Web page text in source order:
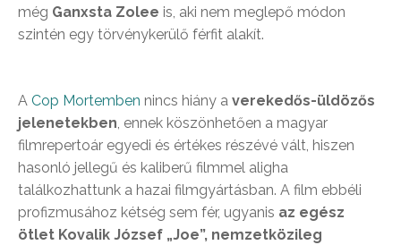
még Ganxsta Zolee is, aki nem meglepő módon
szintén egy törvénykerülő férfit alakít.
A Cop Mortemben nincs hiány a verekedős-üldözős
jelenetekben, ennek köszönhetően a magyar
filmrepertoár egyedi és értékes részévé vált, hiszen
hasonló jellegű és kaliberű filmmel aligha
találkozhattunk a hazai filmgyártásban. A film ebbéli
profizmusához kétség sem fér, ugyanis az egész
ötlet Kovalik József „Joe”, nemzetközileg